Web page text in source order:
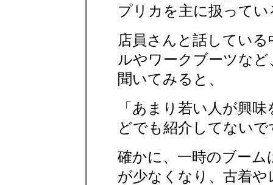
プリカを主に扱って
店員さんと話してい
ルやワークブーツな
聞いてみると、
「あまり若い人が興
どでも紹介してない
確かに、一時のブー
が少なくなり、古着